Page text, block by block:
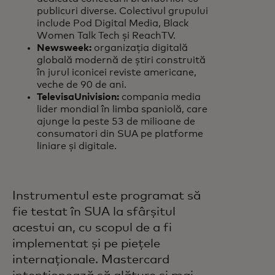
publicuri diverse. Colectivul grupului
include Pod Digital Media, Black
Women Talk Tech și ReachTV.
Newsweek: organizația digitală
globală modernă de știri construită
în jurul iconicei reviste americane,
veche de 90 de ani.
TelevisaUnivision: compania media
lider mondial în limba spaniolă, care
ajunge la peste 53 de milioane de
consumatori din SUA pe platforme
liniare și digitale.
Instrumentul este programat să
fie testat în SUA la sfârșitul
acestui an, cu scopul de a fi
implementat și pe piețele
internaționale. Mastercard